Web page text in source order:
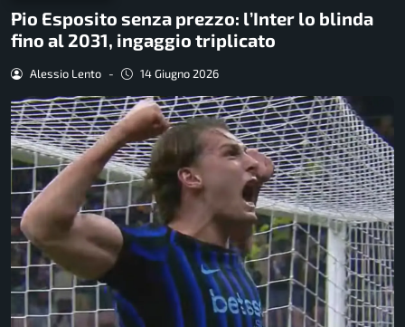
Pio Esposito senza prezzo: l’Inter lo blinda
fino al 2031, ingaggio triplicato
Alessio Lento - 14 Giugno 2026